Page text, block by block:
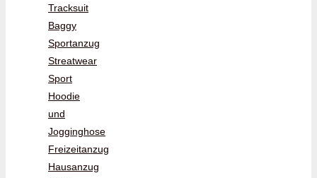
Tracksuit
Baggy
Sportanzug
Streatwear
Sport
Hoodie
und
Jogginghose
Freizeitanzug
Hausanzug